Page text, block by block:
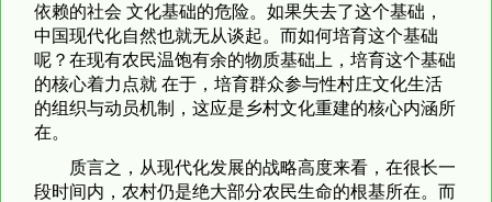
依赖的社会 文化基础的危险。如果失去了这个基础，
中国现代化自然也就无从谈起。而如何培育这个基础
呢？在现有农民温饱有余的物质基础上，培育这个基础
的核心着力点就 在于，培育群众参与性村庄文化生活
的组织与动员机制，这应是乡村文化重建的核心内涵所
在。
质言之，从现代化发展的战略高度来看，在很长一
段时间内，农村仍是绝大部分农民生命的根基所在。而